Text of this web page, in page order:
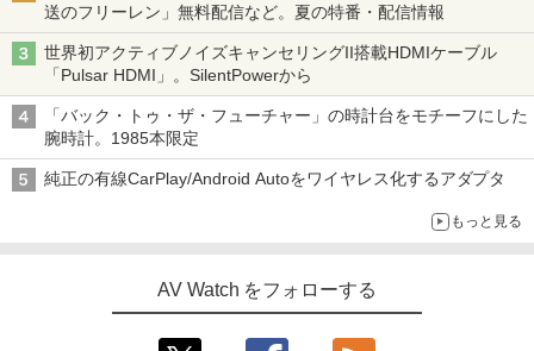
送のフリーレン」無料配信など。夏の特番・配信情報
世界初アクティブノイズキャンセリングII搭載HDMIケーブル
「Pulsar HDMI」。SilentPowerから
「バック・トゥ・ザ・フューチャー」の時計台をモチーフにした
腕時計。1985本限定
純正の有線CarPlay/Android Autoをワイヤレス化するアダプタ
もっと見る
AV Watch をフォローする